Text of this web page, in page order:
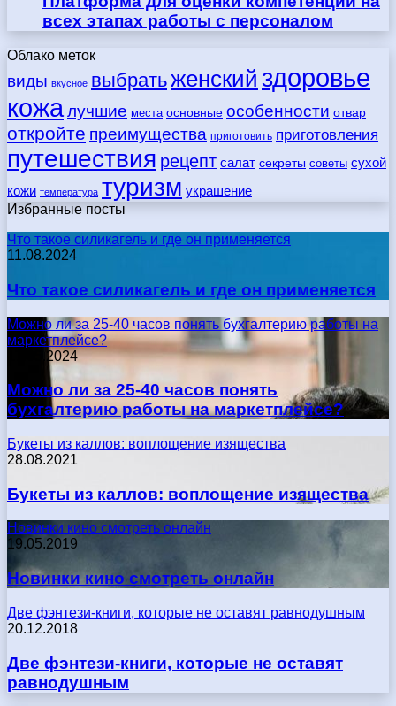
всех этапах работы с персоналом
Облако меток
виды вкусное выбратьженский здоровье
кожалучшие места основные особенности отвар
откройте преимущества приготовить приготовления
путешествия рецепт салат секреты советы сухой
кожи температура туризм украшение
Избранные посты
Что такое силикагель и где он применяется
11.08.2024
Что такое силикагель и где он применяется
Можно ли за 25-40 часов понять бухгалтерию работы на
маркетплейсе?
17.05.2024
Можно ли за 25-40 часов понять
бухгалтерию работы на маркетплейсе?
Букеты из каллов: воплощение изящества
28.08.2021
Букеты из каллов: воплощение изящества
Новинки кино смотреть онлайн
19.05.2019
Новинки кино смотреть онлайн
Две фэнтези-книги, которые не оставят равнодушным
20.12.2018
Две фэнтези-книги, которые не оставят
равнодушным